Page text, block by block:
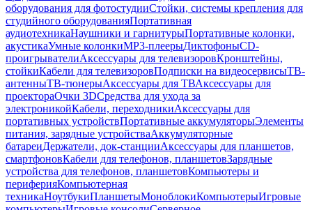
оборудования для фотостудииСтойки, системы крепления для
студийного оборудованияПортативная
аудиотехникаНаушники и гарнитурыПортативные колонки,
акустикаУмные колонкиMP3-плеерыДиктофоныCD-
проигрывателиАксессуары для телевизоровКронштейны,
стойкиКабели для телевизоровПодписки на видеосервисыТВ-
антенныТВ-тюнерыАксессуары для ТВАксессуары для
проектораОчки 3DСредства для ухода за
электроникойКабели, переходникиАксессуары для
портативных устройствПортативные аккумуляторыЭлементы
питания, зарядные устройстваАккумуляторные
батареиДержатели, док-станцииАксессуары для планшетов,
смартфоновКабели для телефонов, планшетовЗарядные
устройства для телефонов, планшетовКомпьютеры и
периферияКомпьютерная
техникаНоутбукиПланшетыМоноблокиКомпьютерыИгровые